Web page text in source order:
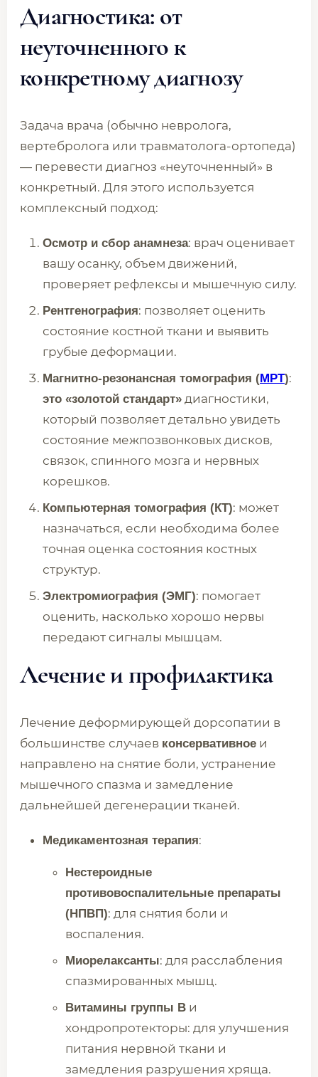
Диагностика: от
неуточненного к
конкретному диагнозу
Задача врача (обычно невролога,
вертебролога или травматолога-ортопеда)
— перевести диагноз «неуточненный» в
конкретный. Для этого используется
комплексный подход:
Осмотр и сбор анамнеза: врач оценивает
вашу осанку, объем движений,
проверяет рефлексы и мышечную силу.
Рентгенография: позволяет оценить
состояние костной ткани и выявить
грубые деформации.
Магнитно-резонансная томография (МРТ):
это «золотой стандарт» диагностики,
который позволяет детально увидеть
состояние межпозвонковых дисков,
связок, спинного мозга и нервных
корешков.
Компьютерная томография (КТ): может
назначаться, если необходима более
точная оценка состояния костных
структур.
Электромиография (ЭМГ): помогает
оценить, насколько хорошо нервы
передают сигналы мышцам.
Лечение и профилактика
Лечение деформирующей дорсопатии в
большинстве случаев консервативное и
направлено на снятие боли, устранение
мышечного спазма и замедление
дальнейшей дегенерации тканей.
Медикаментозная терапия:
Нестероидные
противовоспалительные препараты
(НПВП): для снятия боли и
воспаления.
Миорелаксанты: для расслабления
спазмированных мышц.
Витамины группы B и
хондропротекторы: для улучшения
питания нервной ткани и
замедления разрушения хряща.